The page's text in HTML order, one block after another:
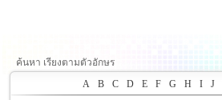
ค้นหา เรียงตามตัวอักษร
A
B C D E F G H I J